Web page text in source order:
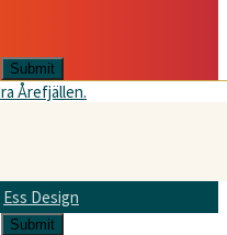
Submit
Ess Design
Submit